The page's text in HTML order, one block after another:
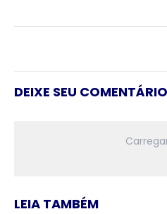
DEIXE SEU COMENTÁRIO
LEIA TAMBÉM